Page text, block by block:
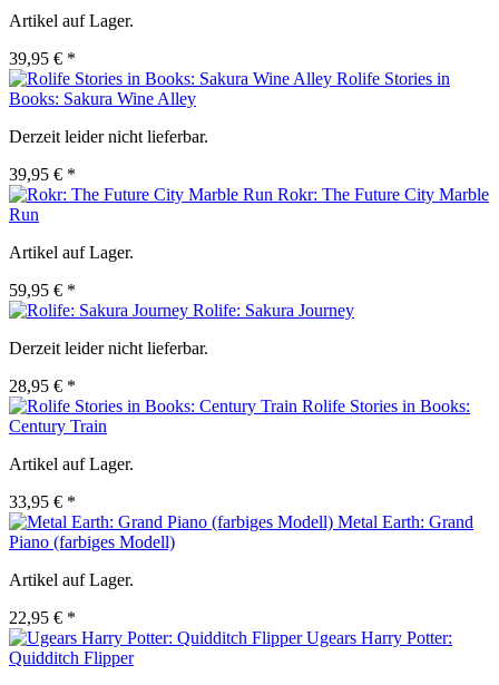
Artikel auf Lager.
39,95 € *
Rolife Stories in
Books: Sakura Wine Alley
Derzeit leider nicht lieferbar.
39,95 € *
Rokr: The Future City Marble
Run
Artikel auf Lager.
59,95 € *
Rolife: Sakura Journey
Derzeit leider nicht lieferbar.
28,95 € *
Rolife Stories in Books:
Century Train
Artikel auf Lager.
33,95 € *
Metal Earth: Grand
Piano (farbiges Modell)
Artikel auf Lager.
22,95 € *
Ugears Harry Potter:
Quidditch Flipper